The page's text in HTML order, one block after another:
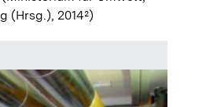
(Hrsg.), 2014²)